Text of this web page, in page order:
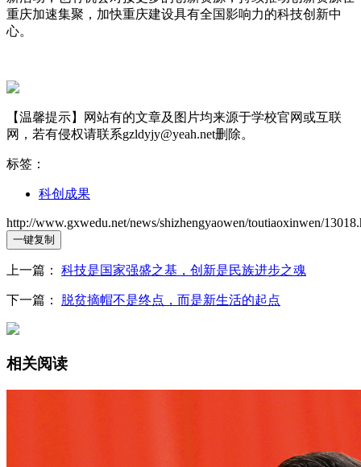
重庆加速集聚，加快重庆建设具有全国影响力的科技创新中
心。
【温馨提示】网站有的文章及图片均来源于学校官网或互联
网，若有侵权请联系gzldyjy@yeah.net删除。
标签：
科创成果
http://www.gxwedu.net/news/shizhengyaowen/toutiaoxinwen/
一键复制
上一篇： 科技是国家强盛之基，创新是民族进步之魂
下一篇： 脱贫摘帽不是终点，而是新生活的起点
相关阅读